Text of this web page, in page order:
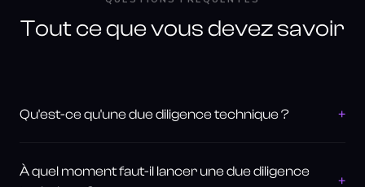
Tout ce que vous devez savoir
Qu'est-ce qu'une due diligence technique ? +
À quel moment faut-il lancer une due diligence
+